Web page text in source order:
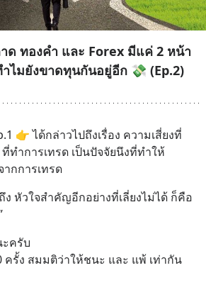
ด ทองคำ และ Forex มีแค่ 2 หน้า
ไมยังขาดทุนกันอยู่อีก 💸 (Ep.2)
👉 ได้กล่าวไปถึงเรื่อง ความเสี่ยงที่
ทำการเทรด เป็นปัจจัยนึงที่ทำให้
ากการเทรด
หัวใจสำคัญอีกอย่างที่เลี่ยงไม่ได้ ก็คือ
ครับ
ครั้ง สมมติว่าให้ชนะ และ แพ้ เท่ากัน